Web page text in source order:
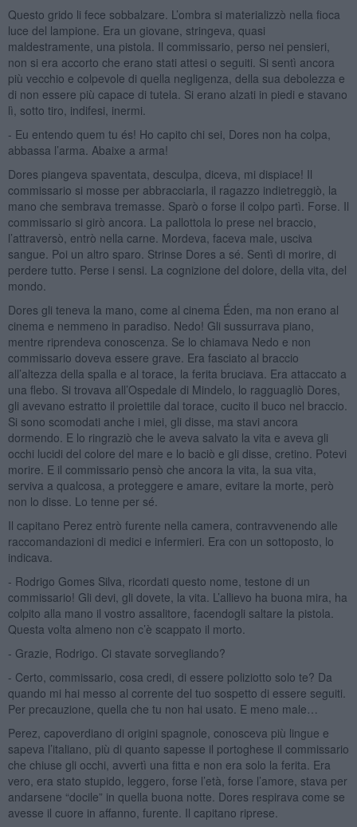
Questo grido li fece sobbalzare. L’ombra si materializzò nella fioca
luce del lampione. Era un giovane, stringeva, quasi
maldestramente, una pistola. Il commissario, perso nei pensieri,
non si era accorto che erano stati attesi o seguiti. Si sentì ancora
più vecchio e colpevole di quella negligenza, della sua debolezza e
di non essere più capace di tutela. Si erano alzati in piedi e stavano
lì, sotto tiro, indifesi, inermi.
- Eu entendo quem tu és! Ho capito chi sei, Dores non ha colpa,
abbassa l’arma. Abaixe a arma!
Dores piangeva spaventata, desculpa, diceva, mi dispiace! Il
commissario si mosse per abbracciarla, il ragazzo indietreggiò, la
mano che sembrava tremasse. Sparò o forse il colpo partì. Forse. Il
commissario si girò ancora. La pallottola lo prese nel braccio,
l’attraversò, entrò nella carne. Mordeva, faceva male, usciva
sangue. Poi un altro sparo. Strinse Dores a sé. Sentì di morire, di
perdere tutto. Perse i sensi. La cognizione del dolore, della vita, del
mondo.
Dores gli teneva la mano, come al cinema Éden, ma non erano al
cinema e nemmeno in paradiso. Nedo! Gli sussurrava piano,
mentre riprendeva conoscenza. Se lo chiamava Nedo e non
commissario doveva essere grave. Era fasciato al braccio
all’altezza della spalla e al torace, la ferita bruciava. Era attaccato a
una flebo. Si trovava all’Ospedale di Mindelo, lo ragguagliò Dores,
gli avevano estratto il proiettile dal torace, cucito il buco nel braccio.
Si sono scomodati anche i miei, gli disse, ma stavi ancora
dormendo. E lo ringraziò che le aveva salvato la vita e aveva gli
occhi lucidi del colore del mare e lo baciò e gli disse, cretino. Potevi
morire. E il commissario pensò che ancora la vita, la sua vita,
serviva a qualcosa, a proteggere e amare, evitare la morte, però
non lo disse. Lo tenne per sé.
Il capitano Perez entrò furente nella camera, contravvenendo alle
raccomandazioni di medici e infermieri. Era con un sottoposto, lo
indicava.
- Rodrigo Gomes Silva, ricordati questo nome, testone di un
commissario! Gli devi, gli dovete, la vita. L’allievo ha buona mira, ha
colpito alla mano il vostro assalitore, facendogli saltare la pistola.
Questa volta almeno non c’è scappato il morto.
- Grazie, Rodrigo. Ci stavate sorvegliando?
- Certo, commissario, cosa credi, di essere poliziotto solo te? Da
quando mi hai messo al corrente del tuo sospetto di essere seguiti.
Per precauzione, quella che tu non hai usato. E meno male…
Perez, capoverdiano di origini spagnole, conosceva più lingue e
sapeva l’italiano, più di quanto sapesse il portoghese il commissario
che chiuse gli occhi, avvertì una fitta e non era solo la ferita. Era
vero, era stato stupido, leggero, forse l’età, forse l’amore, stava per
andarsene “docile” in quella buona notte. Dores respirava come se
avesse il cuore in affanno, furente. Il capitano riprese.